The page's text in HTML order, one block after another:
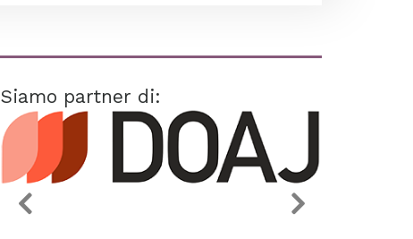
Siamo partner di: